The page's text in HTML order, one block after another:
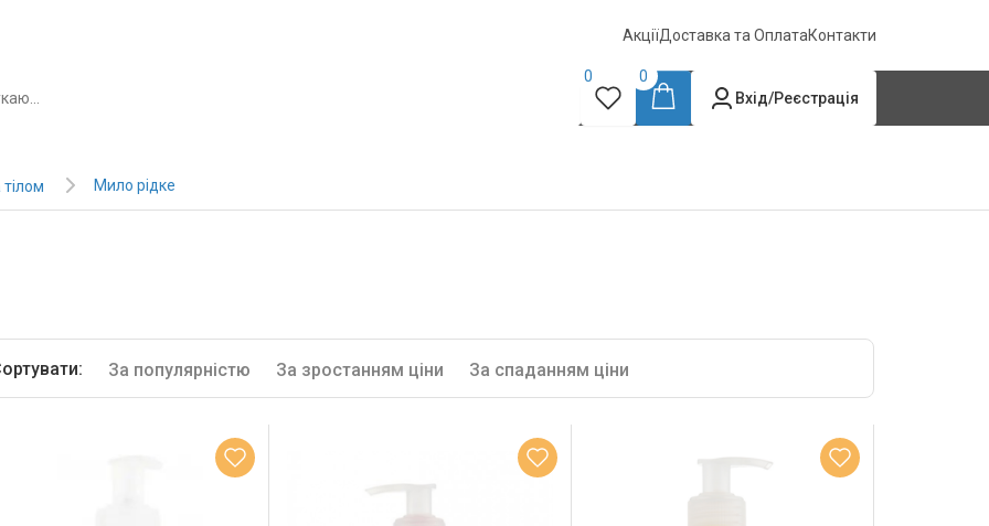
АкціїДоставка та ОплатаКонтакти
0
0
Вхід/Реєстрація
Мило рідке
За популярністю За зростанням ціни За спаданням ціни